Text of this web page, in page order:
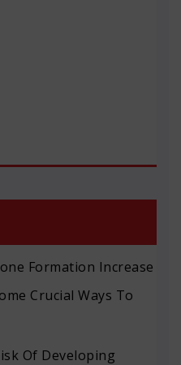
Formation Increase
Crucial Ways To
Of Developing